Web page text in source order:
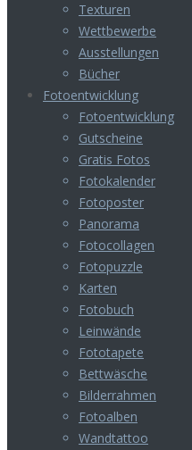
Texturen
Wettbewerbe
Ausstellungen
Bücher
Fotoentwicklung
Fotoentwicklung
Gutscheine
Gratis Fotos
Fotokalender
Fotoposter
Panorama
Fotocollagen
Fotopuzzle
Karten
Fotobuch
Leinwände
Fototapete
Bettwäsche
Bilderrahmen
Fotoalben
Wandtattoo